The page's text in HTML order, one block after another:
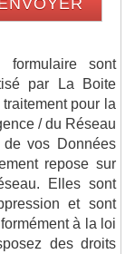
formulaire sont
par La Boite
pour la
/ du Réseau
vos Données
repose sur
Elles sont
et sont
à la loi
des droits